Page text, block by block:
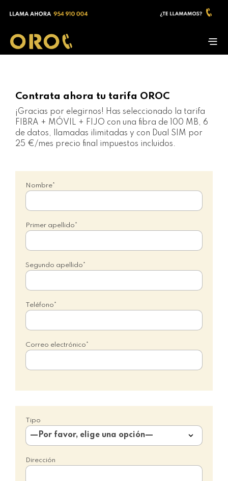
Contrata ahora tu tarifa OROC
¡Gracias por elegirnos! Has seleccionado la tarifa
FIBRA + MÓVIL + FIJO con una fibra de 100 MB, 6
de datos, llamadas ilimitadas y con Dual SIM por
25 €/mes precio final impuestos incluidos.
Nombre*
Primer apellido*
Segundo apellido*
Teléfono*
Correo electrónico*
Tipo
Dirección